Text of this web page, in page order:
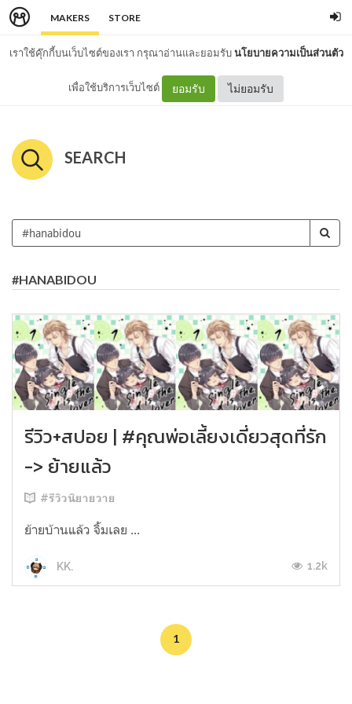
MAKERS STORE
เราใช้คุ๊กกี้บนเว็บไซต์ของเรา กรุณาอ่านและยอมรับนโยบายความเป็นส่วนตัว
เพื่อใช้บริการเว็บไซต์ ยอมรับ ไม่ยอมรับ
SEARCH
#HANABIDOU
รีวิว+สปอย | #คุณพ่อเลี้ยงเดี่ยวสุดที่รัก
-> ย้ายแล้ว
#รีวิวนิยายวาย
ย้ายบ้านแล้ว จิ้มเลย ...
KK. 1.2k
1